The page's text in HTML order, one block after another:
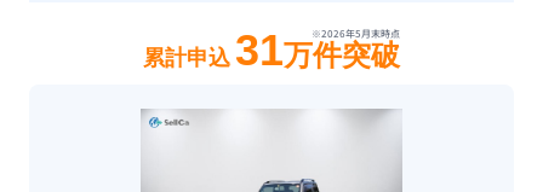
※2026年5月末時点
累計申込 31万件突破